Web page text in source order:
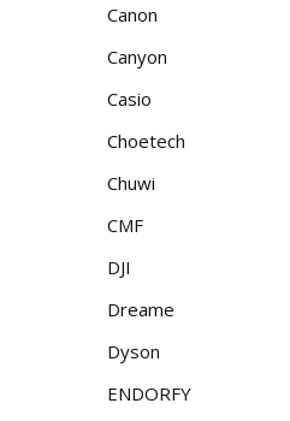
Canon
Canyon
Casio
Choetech
Chuwi
CMF
DJI
Dreame
Dyson
ENDORFY